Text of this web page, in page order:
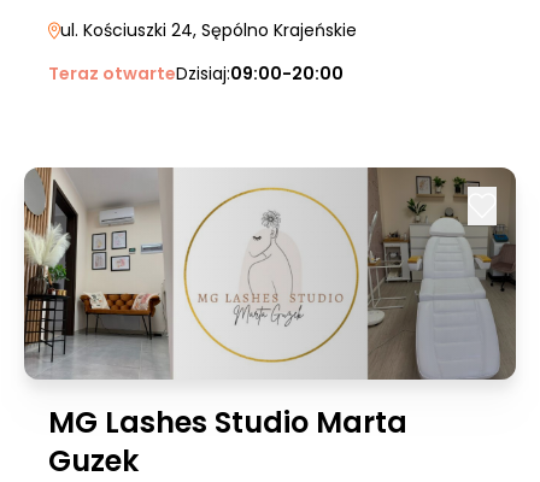
ul. Kościuszki 24, Sępólno Krajeńskie
Teraz otwarteDzisiaj:09:00-20:00
MG Lashes Studio Marta
Guzek